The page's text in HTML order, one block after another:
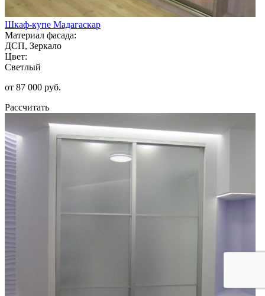
Шкаф-купе Мадагаскар
Материал фасада:
ДСП, Зеркало
Цвет:
Светлый
от 87 000 руб.
Рассчитать